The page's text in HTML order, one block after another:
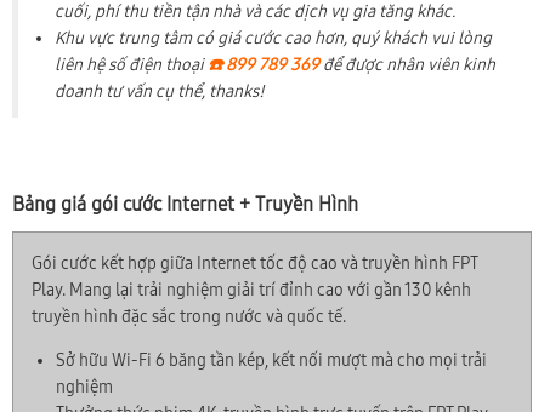
cuối, phí thu tiền tận nhà và các dịch vụ gia tăng khác.
Khu vực trung tâm có giá cước cao hơn, quý khách vui lòng
liên hệ số điện thoại☎️ 899 789 369để được nhân viên kinh
doanh tư vấn cụ thể, thanks!
Bảng giá gói cước Internet + Truyền Hình
Gói cước kết hợp giữa Internet tốc độ cao và truyền hình FPT
Play. Mang lại trải nghiệm giải trí đỉnh cao với gần 130 kênh
truyền hình đặc sắc trong nước và quốc tế.
Sở hữu Wi-Fi 6 băng tần kép, kết nối mượt mà cho mọi trải
nghiệm